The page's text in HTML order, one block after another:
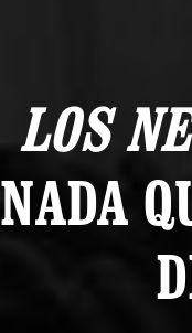
LOS
NADA